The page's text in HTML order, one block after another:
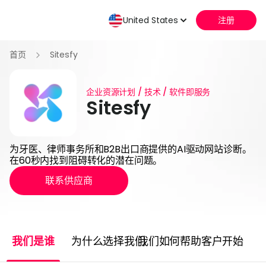
首页 Sitesfy
企业资源计划 / 技术 / 软件即服务
Sitesfy
为牙医、律师事务所和B2B出口商提供的AI驱动网站诊断。
在60秒内找到阻碍转化的潜在问题。
联系供应商
我们是谁 为什么选择我们我们如何帮助客户开始
United States 注册